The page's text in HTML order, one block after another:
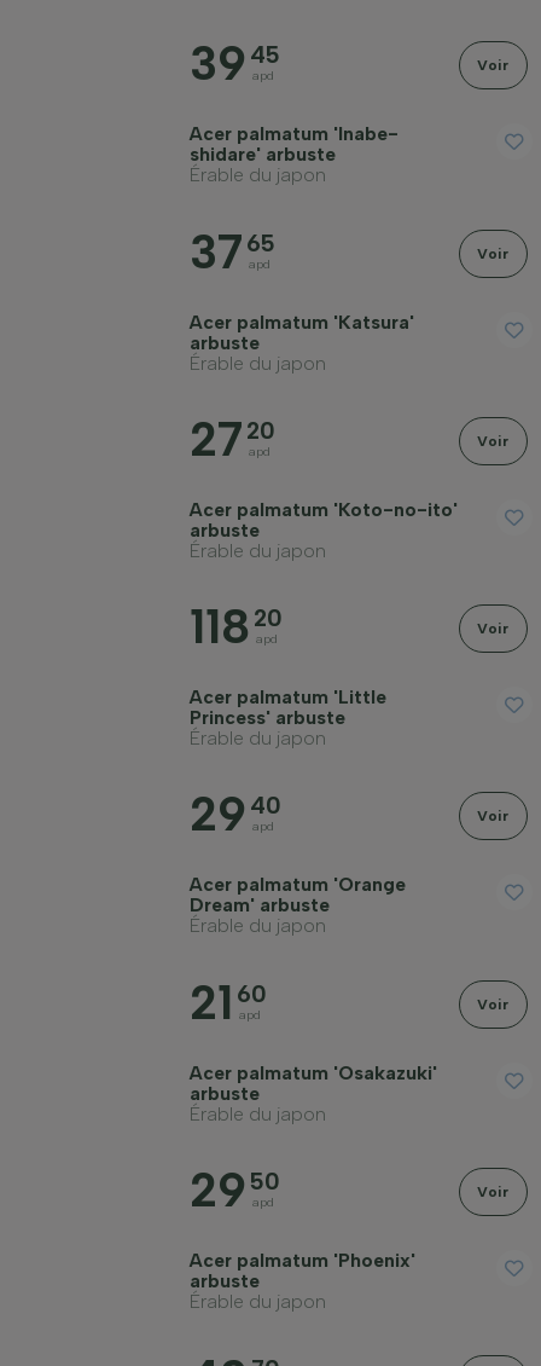
39 45
apd
Voir
Acer palmatum 'Inabe-
shidare' arbuste
Érable du japon
37 65
apd
Voir
Acer palmatum 'Katsura'
arbuste
Érable du japon
27 20
apd
Voir
Acer palmatum 'Koto-no-ito'
arbuste
Érable du japon
118 20
apd
Voir
Acer palmatum 'Little
Princess' arbuste
Érable du japon
29 40
apd
Voir
Acer palmatum 'Orange
Dream' arbuste
Érable du japon
21 60
apd
Voir
Acer palmatum 'Osakazuki'
arbuste
Érable du japon
29 50
apd
Voir
Acer palmatum 'Phoenix'
arbuste
Érable du japon